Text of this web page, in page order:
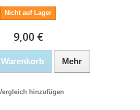
Nicht auf Lager
9,00 €
Mehr
hinzufügen